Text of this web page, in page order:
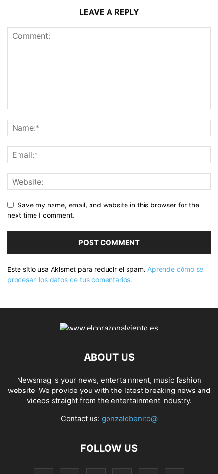
LEAVE A REPLY
Save my name, email, and website in this browser for the
next time I comment.
Este sitio usa Akismet para reducir el spam. Aprende cómo se
procesan los datos de tus comentarios.
ABOUT US
Newsmag is your news, entertainment, music fashion
website. We provide you with the latest breaking news and
videos straight from the entertainment industry.
Contact us: gonzalobenito@
FOLLOW US